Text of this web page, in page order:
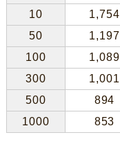
10
1,754
50
1,197
100
1,089
300
1,001
500
894
1000
853